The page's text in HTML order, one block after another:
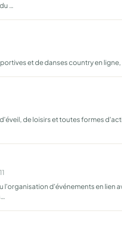
…
et de danses country en
de loisirs et toutes formes
l'organisation d'événements en